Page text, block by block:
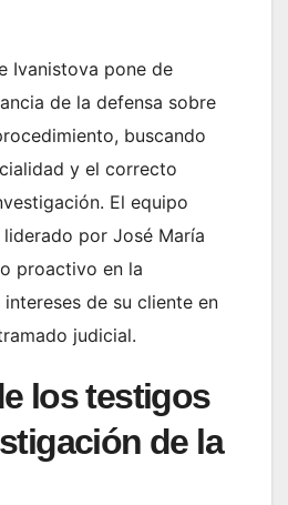
Ivanistova pone de
de la defensa sobre
buscando
y el correcto
El equipo
por José María
proactivo en la
de su cliente en
judicial.
los testigos
de la